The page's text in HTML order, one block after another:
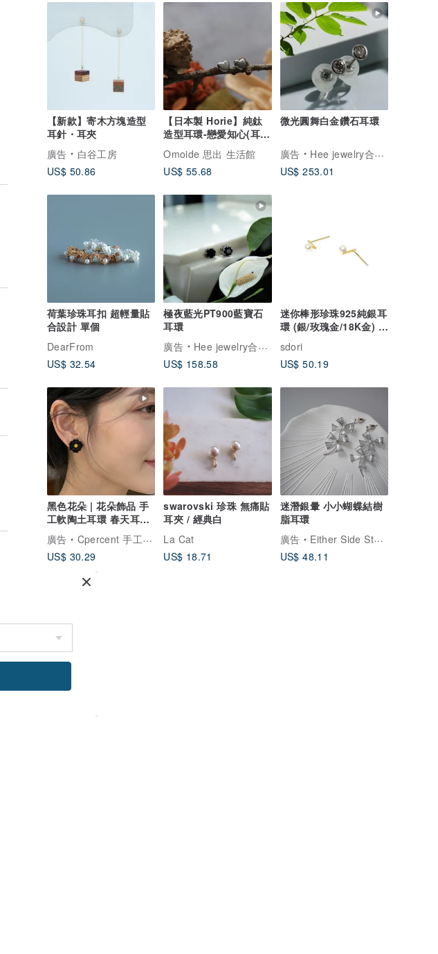
【新款】寄木方塊造型
耳針・耳夾
廣告
白谷工房
US$ 50.86
【日本製 Horie】純鈦
造型耳環-戀愛知心(耳針
式) 共 7款式
Omoide 思出 生活館
US$ 55.68
微光圓舞白金鑽石耳環
廣告
Hee jewelry合一輕珠寶
US$ 253.01
荷葉珍珠耳扣 超輕量貼
合設計 單個
DearFrom
US$ 32.54
極夜藍光PT900藍寶石
耳環
廣告
Hee jewelry合一輕珠寶
US$ 158.58
迷你棒形珍珠925純銀耳
環 (銀/玫瑰金/18K金) |
珍珠系列
sdori
US$ 50.19
黑色花朵 | 花朵飾品 手
工軟陶土耳環 春天耳環
母親節禮物 手作
廣告
Cpercent 手工飾品
US$ 30.29
swarovski 珍珠 無痛貼
耳夾 / 經典白
La Cat
US$ 18.71
迷潛銀暈 小小蝴蝶結樹
脂耳環
廣告
Either Side Store
US$ 48.11